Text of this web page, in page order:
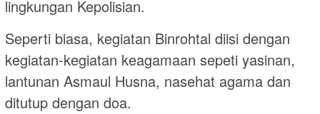
lingkungan Kepolisian.
Seperti biasa, kegiatan Binrohtal diisi dengan
kegiatan-kegiatan keagamaan sepeti yasinan,
lantunan Asmaul Husna, nasehat agama dan
ditutup dengan doa.